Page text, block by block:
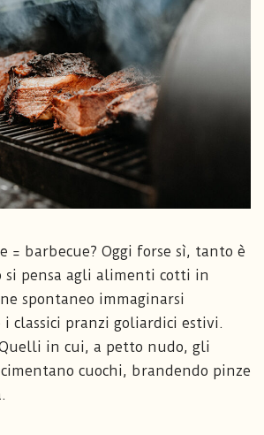
= barbecue? Oggi forse sì, tanto è
si pensa agli alimenti cotti in
spontaneo immaginarsi
classici pranzi goliardici estivi.
in cui, a petto nudo, gli
cuochi, brandendo pinze